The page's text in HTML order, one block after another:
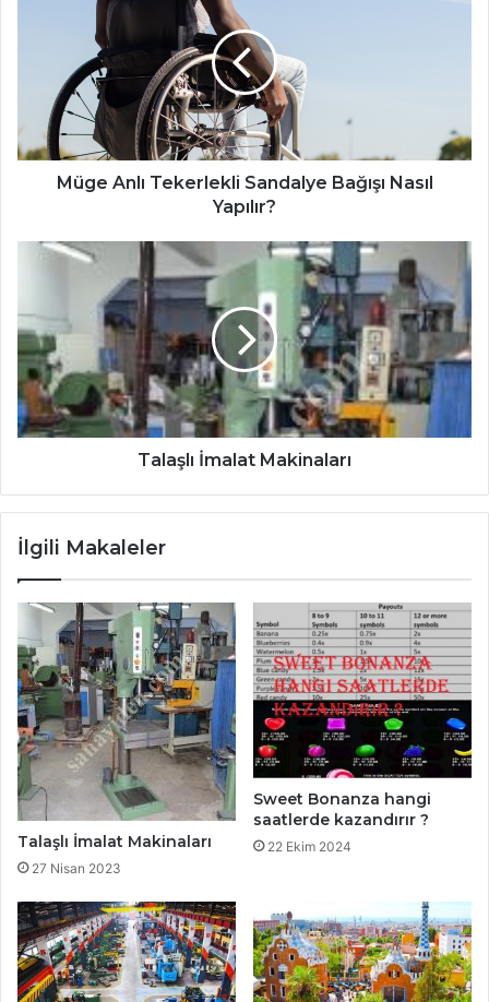
Yapılır?
Müge Anlı Tekerlekli Sandalye Bağışı Nasıl
Yapılır?
Talaşlı
Talaşlı İmalat Makinaları
İlgili Makaleler
Talaşlı İmalat Makinaları
27 Nisan 2023
Sweet Bonanza hangi
saatlerde kazandırır ?
22 Ekim 2024